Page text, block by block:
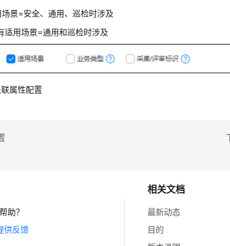
景=安全、通用、巡检时涉及
适用场景=通用和巡检时涉及
属性配置
相关文档
最新动态
目的
助？
供反馈